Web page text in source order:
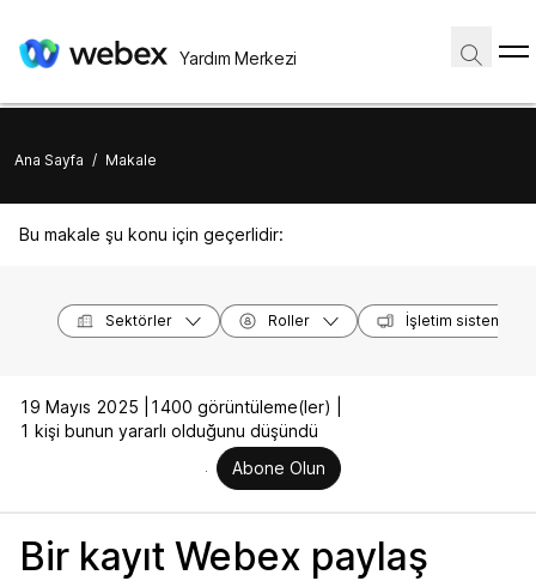
Yardım Merkezi
Ana Sayfa / Makale
Bu makale şu konu için geçerlidir:
Sektörler Roller İşletim sistemleri
19 Mayıs 2025 |
1400 görüntüleme(ler) |
1 kişi bunun yararlı olduğunu düşündü
Abone Olun
Bir kayıt Webex paylaş